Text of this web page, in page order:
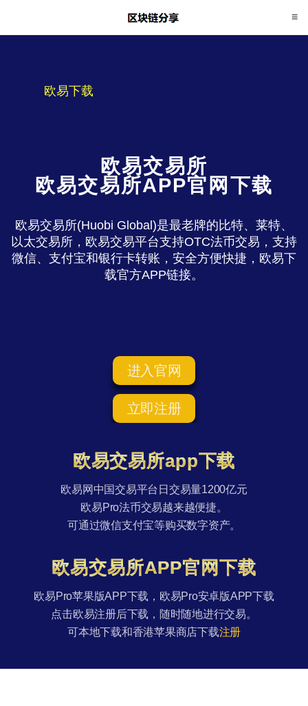
欧易下载
欧易交易所
欧易交易所APP官网下载
欧易交易所(Huobi Global)是最老牌的比特、莱特、
以太交易所，欧易交易平台支持OTC法币交易，支持
微信、支付宝和银行卡转账，安全方便快捷，欧易下
载官方APP链接。
进入官网
立即注册
欧易交易所app下载
欧易网中国交易平台日交易量1200亿元
欧易Pro法币交易越来越便捷。
可通过微信支付宝等购买数字资产。
欧易交易所APP官网下载
欧易Pro苹果版APP下载，欧易Pro安卓版APP下载
点击欧易注册后下载，随时随地进行交易。
可本地下载和香港苹果商店下载注册